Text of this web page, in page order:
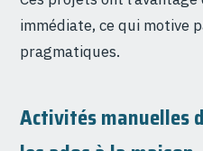
immédiate, ce qui motive
pragmatiques.
Activités manuelles